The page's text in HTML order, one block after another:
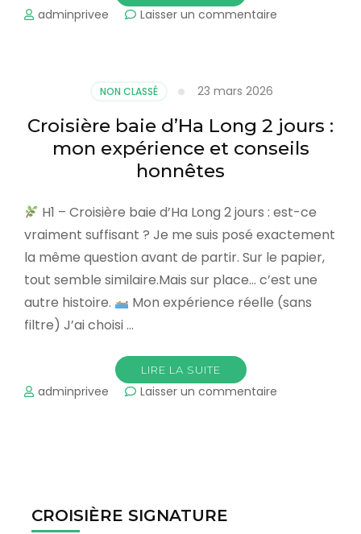
adminprivee Laisser un commentaire
Long,
Lan
Ha
Long
?
NON CLASSÉ 23 mars 2026
Croisière baie d’Ha Long 2 jours :
mon expérience et conseils
honnêtes
H1 – Croisière baie d’Ha Long 2 jours : est-ce
vraiment suffisant ? Je me suis posé exactement
la même question avant de partir. Sur le papier,
tout semble similaire.Mais sur place… c’est une
autre histoire.
Mon expérience réelle (sans
filtre) J’ai choisi …
LIRE LA SUITE
adminprivee Laisser un commentaire
CROISIÈRE SIGNATURE